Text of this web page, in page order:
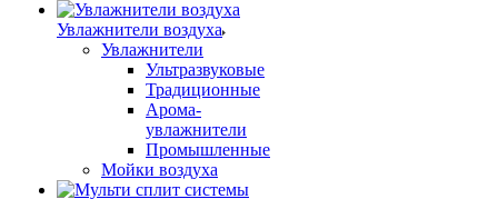
Увлажнители воздуха
Увлажнители
Ультразвуковые
Традиционные
Арома-
увлажнители
Промышленные
Мойки воздуха